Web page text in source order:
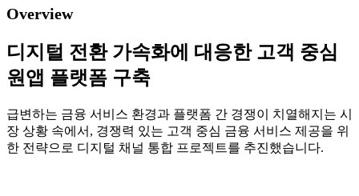
Overview
디지털 전환 가속화에 대응한 고객 중심
원앱 플랫폼 구축
급변하는 금융 서비스 환경과 플랫폼 간 경쟁이 치열해지는 시
장 상황 속에서, 경쟁력 있는 고객 중심 금융 서비스 제공을 위
한 전략으로 디지털 채널 통합 프로젝트를 추진했습니다.